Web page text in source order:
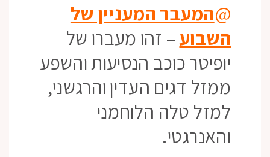
@המעבר המעניין של
השבוע– זהו מעברו של
יופיטר כוכב הנסיעות והשפע
ממזל דגים העדין והרגשני,
למזל טלה הלוחמני
והאנרגטי.